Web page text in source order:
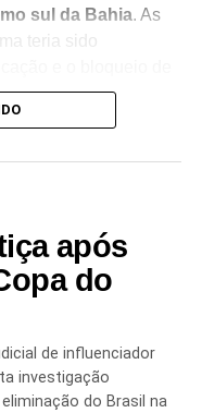
sul da Bahia. As
teria sido
utilizadas por
e a coleta de
o avanço das
de outros possíveis
e documentos
para dar
patrimoniais,
após
do
de influenciador
investigação
do Brasil na